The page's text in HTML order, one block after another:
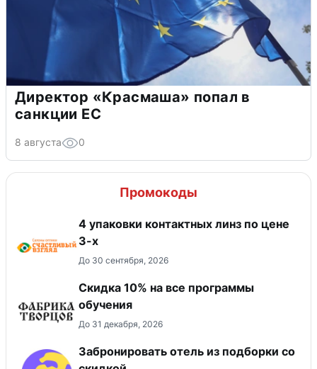
Директор «Красмаша» попал в
санкции ЕС
8 августа 0
Промокоды
4 упаковки контактных линз по цене
3-х
До 30 сентября, 2026
Скидка 10% на все программы
обучения
До 31 декабря, 2026
Забронировать отель из подборки со